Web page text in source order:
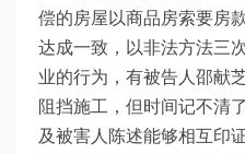
偿的房屋以商品房索要房
达成一致，以非法方法三
业的行为，有被告人邵献
阻挡施工，但时间记不清
及被害人陈述能够相互印